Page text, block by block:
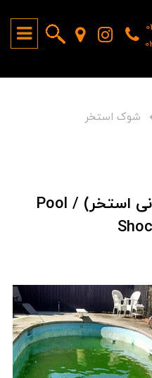
شوک استخر
استخر) / Pool